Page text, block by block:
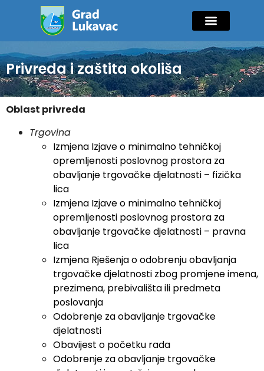
Privreda i zaštita okoliša
Oblast privreda
Trgovina
Izmjena Izjave o minimalno tehničkoj
opremljenosti poslovnog prostora za
obavljanje trgovačke djelatnosti – fizička
lica
Izmjena Izjave o minimalno tehničkoj
opremljenosti poslovnog prostora za
obavljanje trgovačke djelatnosti – pravna
lica
Izmjena Rješenja o odobrenju obavljanja
trgovačke djelatnosti zbog promjene imena,
prezimena, prebivališta ili predmeta
poslovanja
Odobrenje za obavljanje trgovačke
djelatnosti
Obavijest o početku rada
Odobrenje za obavljanje trgovačke